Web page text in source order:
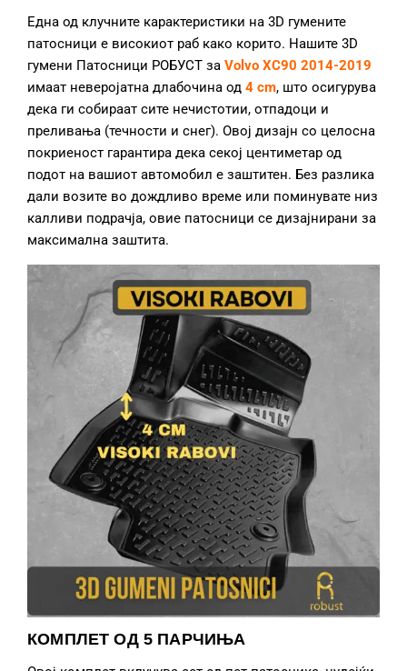
Една од клучните карактеристики на 3D гумените
патосници е високиот раб како корито. Нашите 3D
гумени Патосници РОБУСТ за Volvo XC90 2014-2019
имаат неверојатна длабочина од 4 cm, што осигурува
дека ги собираат сите нечистотии, отпадоци и
преливања (течности и снег). Овој дизајн со целосна
покриеност гарантира дека секој центиметар од
подот на вашиот автомобил е заштитен. Без разлика
дали возите во дождливо време или поминувате низ
калливи подрачја, овие патосници се дизајнирани за
максимална заштита.
КОМПЛЕТ ОД 5 ПАРЧИЊА